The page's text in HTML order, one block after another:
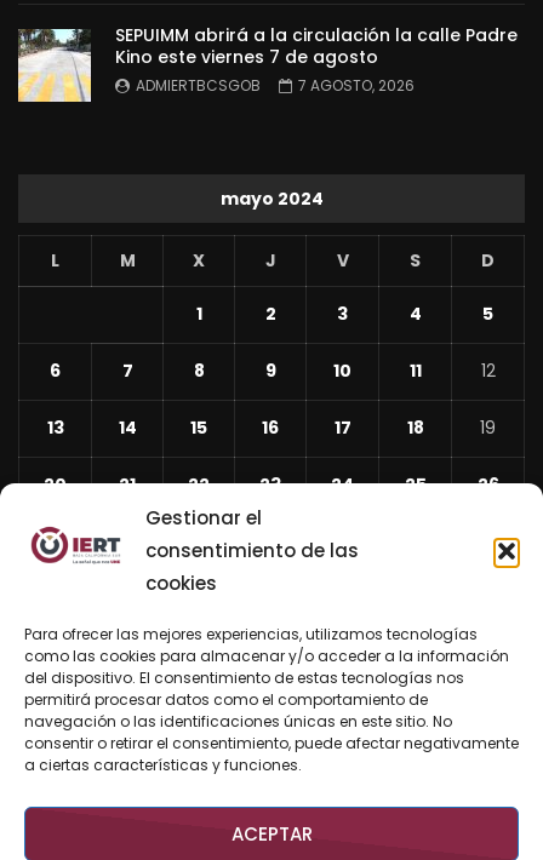
Gestionar el
consentimiento de las
cookies
Para ofrecer las mejores experiencias, utilizamos tecnologías
como las cookies para almacenar y/o acceder a la información
del dispositivo. El consentimiento de estas tecnologías nos
permitirá procesar datos como el comportamiento de
navegación o las identificaciones únicas en este sitio. No
consentir o retirar el consentimiento, puede afectar negativamente
a ciertas características y funciones.
ACEPTAR
SEPUIMM abrirá a la circulación la calle Padre
Kino este viernes 7 de agosto
ADMIERTBCSGOB 7 AGOSTO, 2026
mayo 2024
L M X J V S D
1 2 3 4 5
6 7 8 9 10 11 12
13 14 15 16 17 18 19
20 21 22 23 24 25 26
27 28 29 30
31
Jun
»
BUSCAR AHORA